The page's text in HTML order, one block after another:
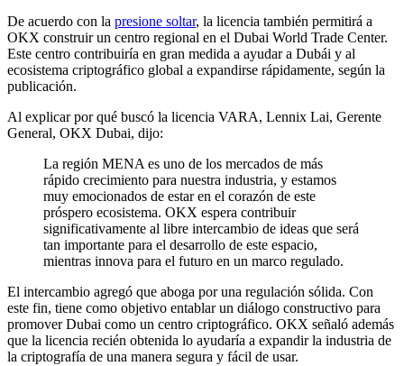
De acuerdo con la presione soltar, la licencia también permitirá a
OKX construir un centro regional en el Dubai World Trade Center.
Este centro contribuiría en gran medida a ayudar a Dubái y al
ecosistema criptográfico global a expandirse rápidamente, según la
publicación.
Al explicar por qué buscó la licencia VARA, Lennix Lai, Gerente
General, OKX Dubai, dijo:
La región MENA es uno de los mercados de más
rápido crecimiento para nuestra industria, y estamos
muy emocionados de estar en el corazón de este
próspero ecosistema. OKX espera contribuir
significativamente al libre intercambio de ideas que será
tan importante para el desarrollo de este espacio,
mientras innova para el futuro en un marco regulado.
El intercambio agregó que aboga por una regulación sólida. Con
este fin, tiene como objetivo entablar un diálogo constructivo para
promover Dubai como un centro criptográfico. OKX señaló además
que la licencia recién obtenida lo ayudaría a expandir la industria de
la criptografía de una manera segura y fácil de usar.